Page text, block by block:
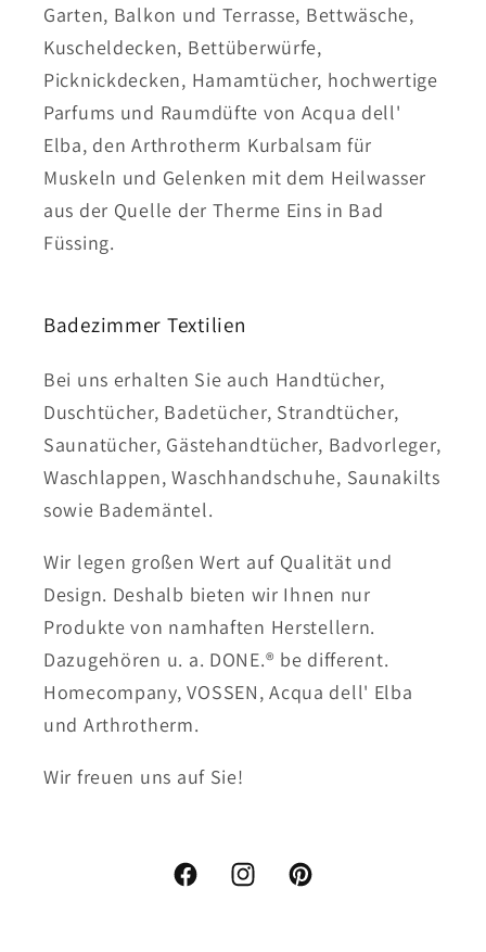
Garten, Balkon und Terrasse, Bettwäsche,
Kuscheldecken, Bettüberwürfe,
Picknickdecken, Hamamtücher, hochwertige
Parfums und Raumdüfte von Acqua dell'
Elba, den Arthrotherm Kurbalsam für
Muskeln und Gelenken mit dem Heilwasser
aus der Quelle der Therme Eins in Bad
Füssing.
Badezimmer Textilien
Bei uns erhalten Sie auch Handtücher,
Duschtücher, Badetücher, Strandtücher,
Saunatücher, Gästehandtücher, Badvorleger,
Waschlappen, Waschhandschuhe, Saunakilts
sowie Bademäntel.
Wir legen großen Wert auf Qualität und
Design. Deshalb bieten wir Ihnen nur
Produkte von namhaften Herstellern.
Dazugehören u. a. DONE.® be different.
Homecompany, VOSSEN, Acqua dell' Elba
und Arthrotherm.
Wir freuen uns auf Sie!
FacebookInstagramPinterest